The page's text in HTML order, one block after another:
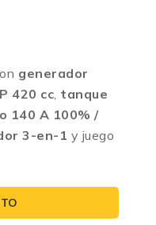
generador
420 cc tanque
140 A 100% /
3-en-1 y juego